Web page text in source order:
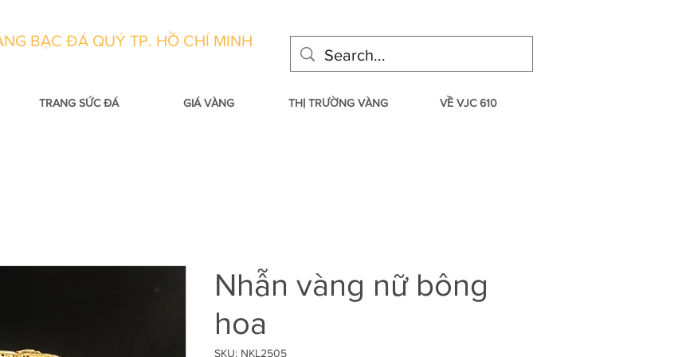
BẠC ĐÁ QUÝ TP. HỒ CHÍ MINH
TRANG SỨC ĐÁ GIÁ VÀNG THỊ TRƯỜNG VÀNG VỀ VJC 610
Nhẫn vàng nữ bông
hoa
SKU: NKL2505